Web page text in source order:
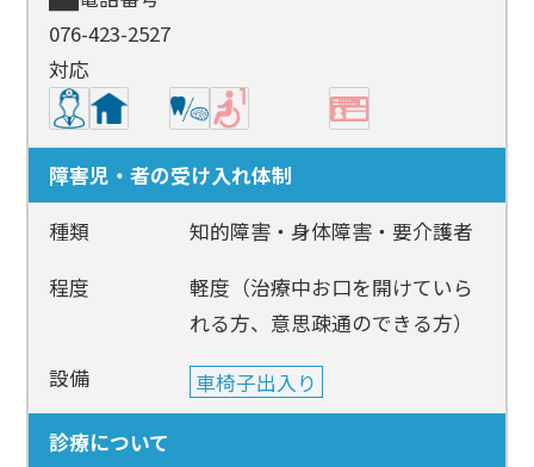
076-423-2527
対応
障害児・者の受け入れ体制
種類
知的障害・身体障害・要介護者
程度
軽度（治療中お口を開けていら
れる方、意思疎通のできる方）
設備
車椅子出入り
診療について